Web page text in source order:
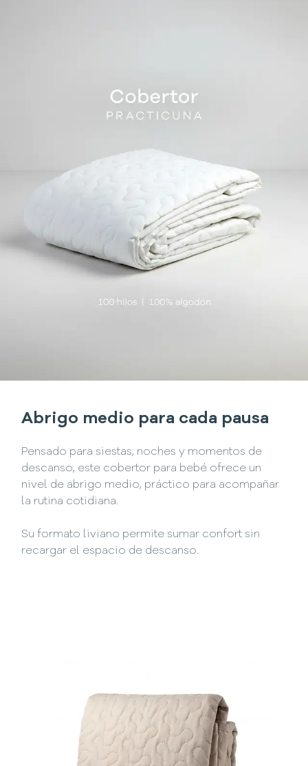
Abrigo medio para cada pausa
Pensado para siestas, noches y momentos de
descanso, este cobertor para bebé ofrece un
nivel de abrigo medio, práctico para acompañar
la rutina cotidiana.
Su formato liviano permite sumar confort sin
recargar el espacio de descanso.